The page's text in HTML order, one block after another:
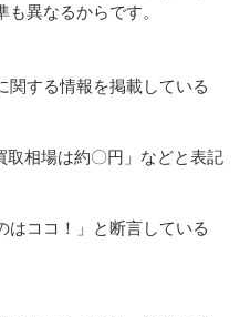
異なるからです。
関する情報を掲載している
相場は約〇円」などと表記
はココ！」と断言している